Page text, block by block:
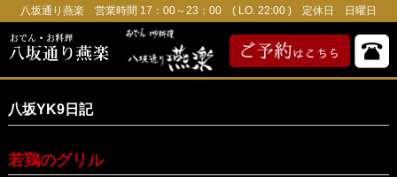
八坂通り燕楽 営業時間 17：00～23：00 ( LO. 22:00 ) 定休日 日曜日
八坂YK9日記
若鶏のグリル